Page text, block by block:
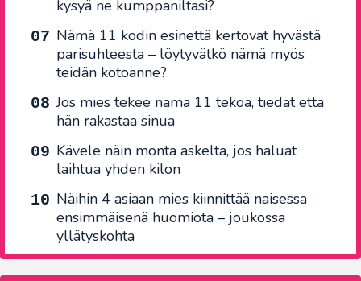
kysyä ne kumppaniltasi?
Nämä 11 kodin esinettä kertovat hyvästä
parisuhteesta – löytyvätkö nämä myös
teidän kotoanne?
Jos mies tekee nämä 11 tekoa, tiedät että
hän rakastaa sinua
Kävele näin monta askelta, jos haluat
laihtua yhden kilon
Näihin 4 asiaan mies kiinnittää naisessa
ensimmäisenä huomiota – joukossa
yllätyskohta